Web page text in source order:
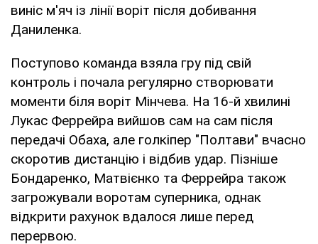
виніс м'яч із лінії воріт після добивання
Даниленка.
Поступово команда взяла гру під свій
контроль і почала регулярно створювати
моменти біля воріт Мінчева. На 16-й хвилині
Лукас Феррейра вийшов сам на сам після
передачі Обаха, але голкіпер "Полтави" вчасно
скоротив дистанцію і відбив удар. Пізніше
Бондаренко, Матвієнко та Феррейра також
загрожували воротам суперника, однак
відкрити рахунок вдалося лише перед
перервою.